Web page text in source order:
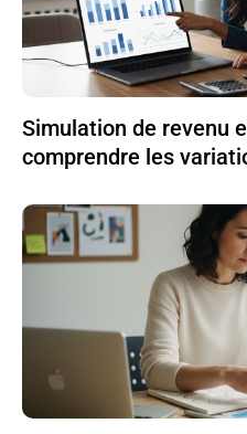
Simulation de revenu
comprendre les